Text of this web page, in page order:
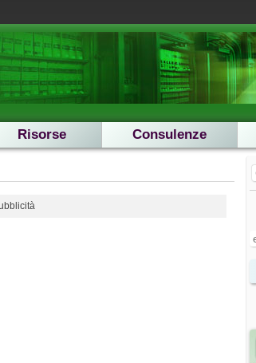
Risorse Consulenze